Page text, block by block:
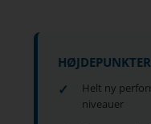
HØJDEPUNKTER
Helt ny
niveauer